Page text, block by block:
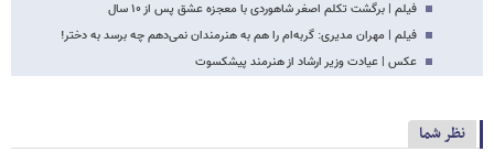
فیلم | برگشت تکلم اصغر شاهوردی با معجزه عشق پس از ۱۰ سال
فیلم | مهران مدیری: گربه‌ام را هم به هنرمندان نمی‌دهم چه برسد به دختر!
عکس | عیادت وزیر ارشاد از هنرمند پیشکسوت
نظر شما